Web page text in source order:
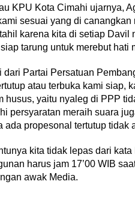
KPU Kota Cimahi ujarnya,
sesuai yang di
karena kita di setiap Davil
tarung untuk merebut hati
dari Partai Persatuan
atau terbuka kami siap,
husus, yaitu nyaleg di PPP
persyaratan meraih suara
propesonal tertutup tidak
kita tidak lepas dari
harus jam 17’00 WIB
awak Media.